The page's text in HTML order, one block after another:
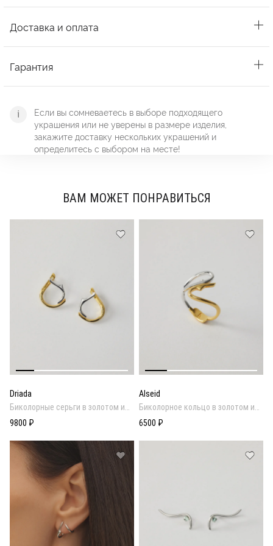
Доставка и оплата
Гарантия
Если вы сомневаетесь в выборе подходящего
украшения или не уверены в размере изделия,
закажите доставку нескольких украшений и
определитесь с выбором на месте!
ВАМ МОЖЕТ ПОНРАВИТЬСЯ
Driada
Биколорные серьги в золотом и
родиевом покрытии
9800 ₽
Alseid
Биколорное кольцо в золотом и
родиевом покрытии
6500 ₽